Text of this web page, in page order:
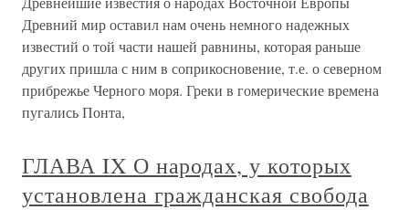
Древний мир оставил нам очень немного надежных
известий о той части нашей равнины, которая раньше
других пришла с ним в соприкосновение, т.е. о северном
прибрежье Черного моря. Греки в гомерические времена
пугались Понта,
ГЛАВА IX О народах, у которых
установлена гражданская свобода